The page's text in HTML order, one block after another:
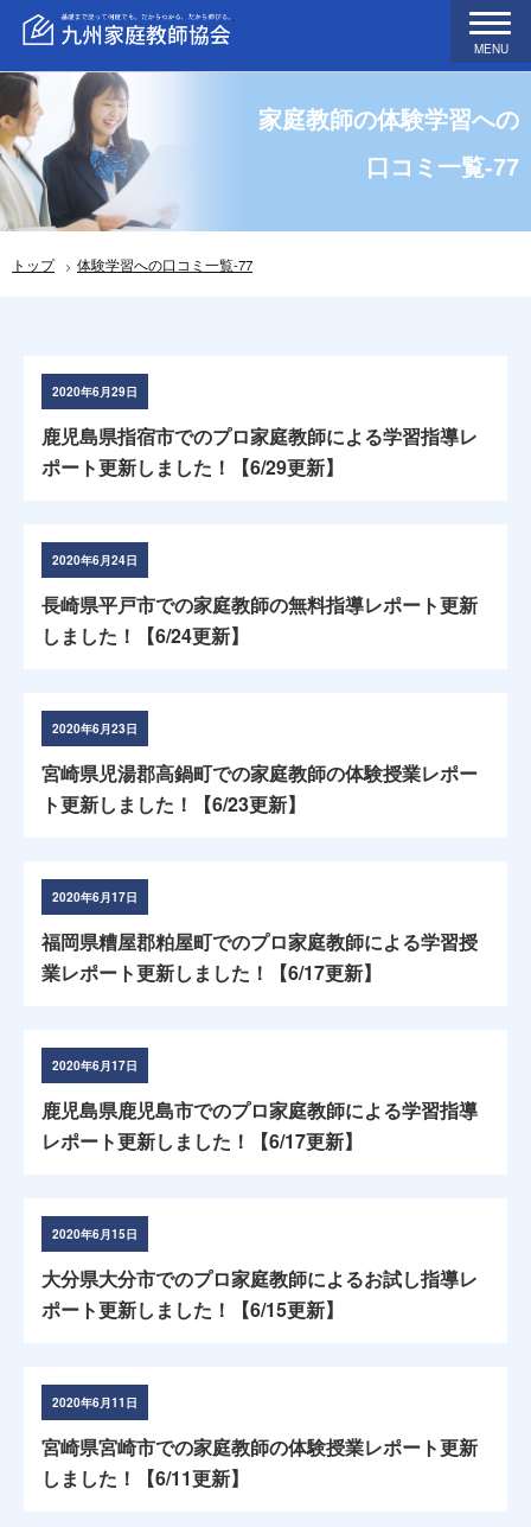
MENU
家庭教師の体験学習への
口コミ一覧-77
トップ 体験学習への口コミ一覧-77
2020年6月29日
鹿児島県指宿市でのプロ家庭教師による学習指導レ
ポート更新しました！【6/29更新】
2020年6月24日
長崎県平戸市での家庭教師の無料指導レポート更新
しました！【6/24更新】
2020年6月23日
宮崎県児湯郡高鍋町での家庭教師の体験授業レポー
ト更新しました！【6/23更新】
2020年6月17日
福岡県糟屋郡粕屋町でのプロ家庭教師による学習授
業レポート更新しました！【6/17更新】
2020年6月17日
鹿児島県鹿児島市でのプロ家庭教師による学習指導
レポート更新しました！【6/17更新】
2020年6月15日
大分県大分市でのプロ家庭教師によるお試し指導レ
ポート更新しました！【6/15更新】
2020年6月11日
宮崎県宮崎市での家庭教師の体験授業レポート更新
しました！【6/11更新】